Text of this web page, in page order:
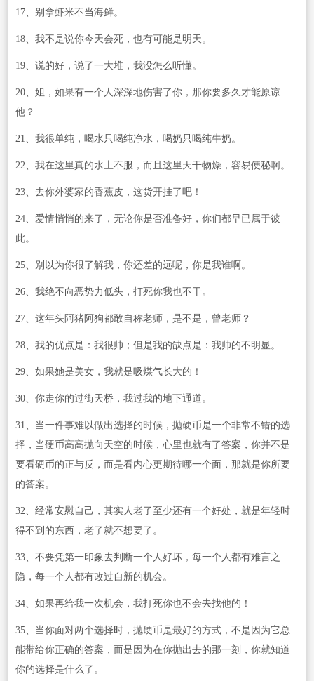
17、别拿虾米不当海鲜。
18、我不是说你今天会死，也有可能是明天。
19、说的好，说了一大堆，我没怎么听懂。
20、姐，如果有一个人深深地伤害了你，那你要多久才能原谅
他？
21、我很单纯，喝水只喝纯净水，喝奶只喝纯牛奶。
22、我在这里真的水土不服，而且这里天干物燥，容易便秘啊。
23、去你外婆家的香蕉皮，这货开挂了吧！
24、爱情悄悄的来了，无论你是否准备好，你们都早已属于彼
此。
25、别以为你很了解我，你还差的远呢，你是我谁啊。
26、我绝不向恶势力低头，打死你我也不干。
27、这年头阿猪阿狗都敢自称老师，是不是，曾老师？
28、我的优点是：我很帅；但是我的缺点是：我帅的不明显。
29、如果她是美女，我就是吸煤气长大的！
30、你走你的过街天桥，我过我的地下通道。
31、当一件事难以做出选择的时候，抛硬币是一个非常不错的选
择，当硬币高高抛向天空的时候，心里也就有了答案，你并不是
要看硬币的正与反，而是看内心更期待哪一个面，那就是你所要
的答案。
32、经常安慰自己，其实人老了至少还有一个好处，就是年轻时
得不到的东西，老了就不想要了。
33、不要凭第一印象去判断一个人好坏，每一个人都有难言之
隐，每一个人都有改过自新的机会。
34、如果再给我一次机会，我打死你也不会去找他的！
35、当你面对两个选择时，抛硬币是最好的方式，不是因为它总
能带给你正确的答案，而是因为在你抛出去的那一刻，你就知道
你的选择是什么了。